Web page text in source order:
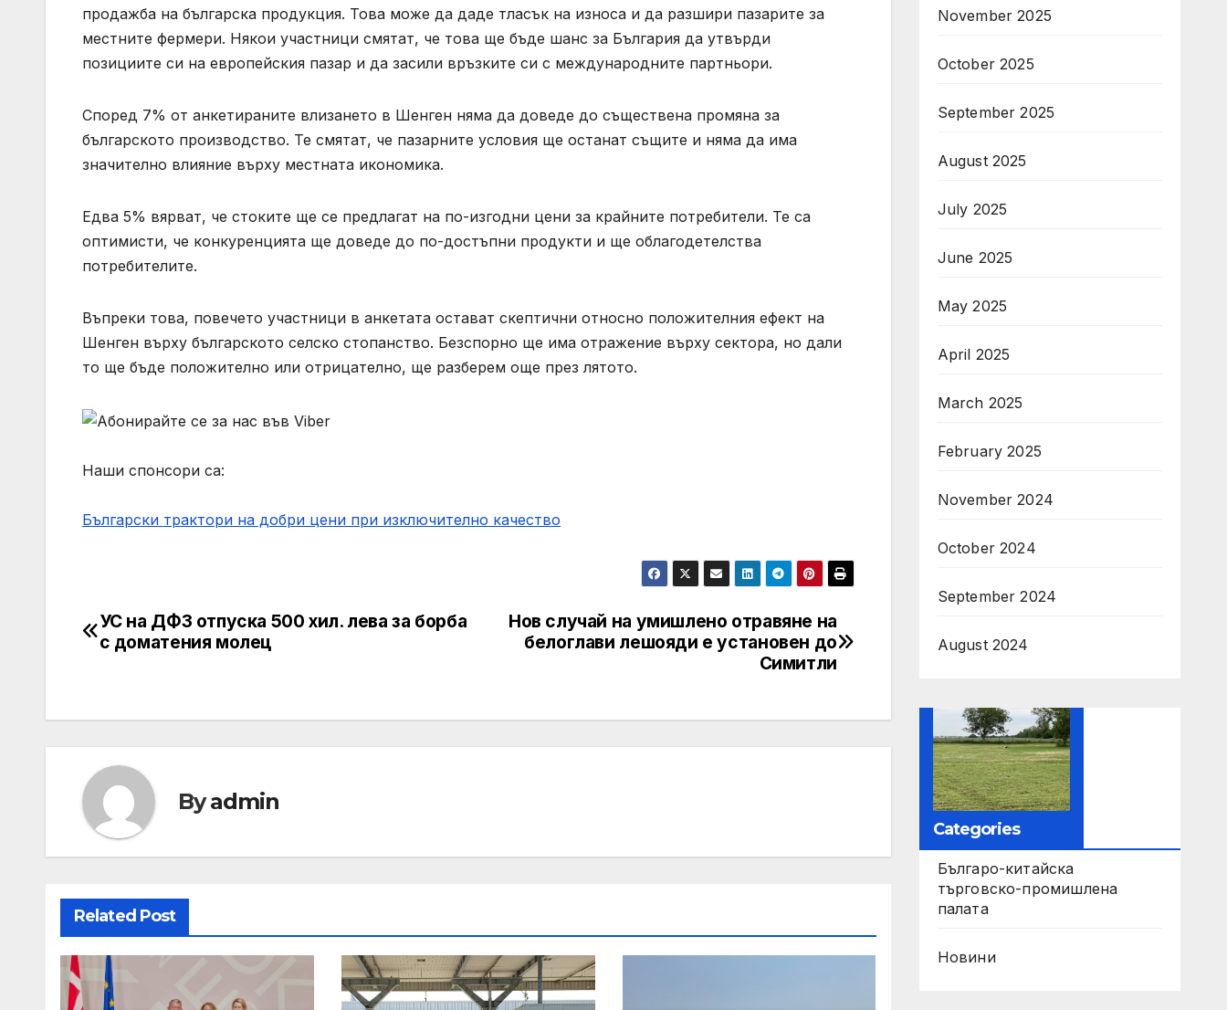
продажба на българска продукция. Това може да даде тласък на износа и да разшири пазарите за
местните фермери. Някои участници смятат, че това ще бъде шанс за България да утвърди
позициите си на европейския пазар и да засили връзките си с международните партньори.
Според 7% от анкетираните влизането в Шенген няма да доведе до съществена промяна за
българското производство. Те смятат, че пазарните условия ще останат същите и няма да има
значително влияние върху местната икономика.
Едва 5% вярват, че стоките ще се предлагат на по-изгодни цени за крайните потребители. Те са
оптимисти, че конкуренцията ще доведе до по-достъпни продукти и ще облагодетелства
потребителите.
Въпреки това, повечето участници в анкетата остават скептични относно положителния ефект на
Шенген върху българското селско стопанство. Безспорно ще има отражение върху сектора, но дали
то ще бъде положително или отрицателно, ще разберем още през лятото.
Наши спонсори са:
Български трактори на добри цени при изключително качество
Post
Нов случай на умишлено отравяне на
белоглави лешояди е установен до
Симитли
УС на ДФЗ отпуска 500 хил. лева за борба
с доматения молец
Byadmin
Related Post
November 2025
October 2025
September 2025
August 2025
July 2025
June 2025
May 2025
April 2025
March 2025
February 2025
November 2024
October 2024
September 2024
August 2024
Categories
Българо-китайска
търговско-промишлена
палата
Новини